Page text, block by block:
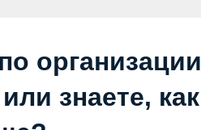
организации
знаете, как